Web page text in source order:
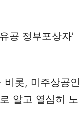
공 정부포상자’
비롯, 미주상공인
알고 열심히 노